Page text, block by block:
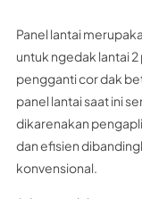
Panel lantai
untuk ngedak lantai
pengganti cor dak
panel lantai saat ini
dikarenakan
dan efisien
konvensional.